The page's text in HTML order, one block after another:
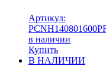
Артикул:
в наличии
Купить
В НАЛИЧИИ